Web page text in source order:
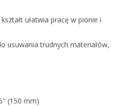
ułatwia pracę w pionie i
usuwania trudnych materiałów,
(150 mm)